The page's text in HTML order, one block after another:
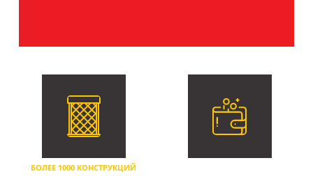
БОЛЕЕ 1000 КОНСТРУКЦИЙ